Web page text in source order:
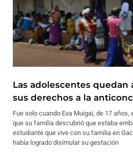
Las adolescentes quedan
sus derechos a la
Fue solo cuando Eva Muigai, de 17
que su familia descubrió que estaba
estudiante que vive con su familia en
había logrado disimular su gestación